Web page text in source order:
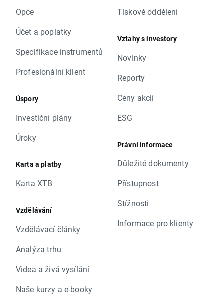
Opce
Účet a poplatky
Specifikace instrumentů
Profesionální klient
Úspory
Investiční plány
Úroky
Karta a platby
Karta XTB
Vzdělávání
Vzdělávací články
Analýza trhu
Videa a živá vysílání
Naše kurzy a e-booky
Tiskové oddělení
Vztahy s investory
Novinky
Reporty
Ceny akcií
ESG
Právní informace
Důležité dokumenty
Přístupnost
Stížnosti
Informace pro klienty